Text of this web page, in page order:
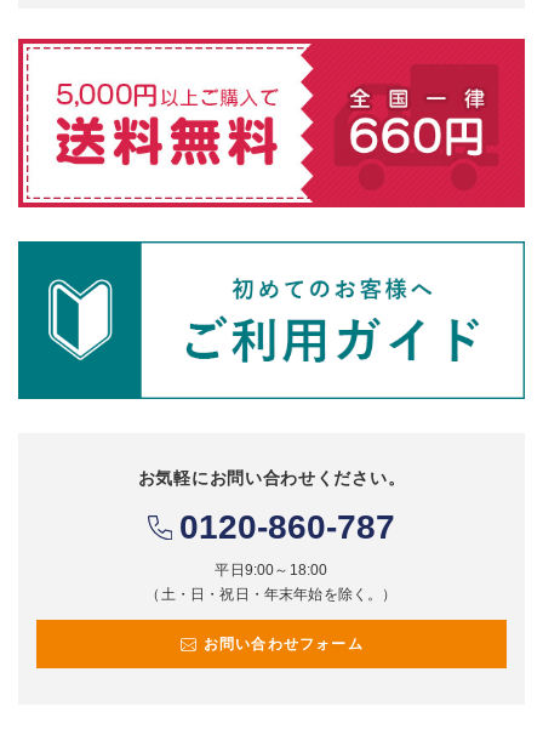
お気軽にお問い合わせください。
0120-860-787
平日9:00～18:00
（土・日・祝日・年末年始を除く。）
お問い合わせフォーム